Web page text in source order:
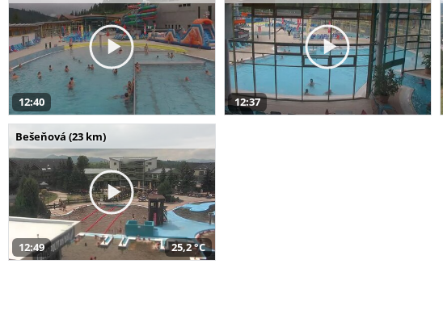
12:40 12:37
Bešeňová (23 km)
12:49 25,2 °C